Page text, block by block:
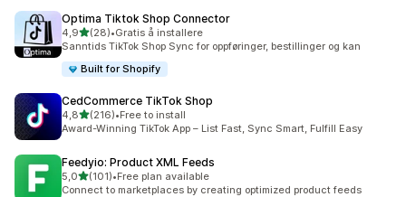
Optima Tiktok Shop Connector
4,9av 5 stjerner
(28)
Totalt 28 omtaler
•Gratis å installere
Sanntids TikTok Shop Sync for oppføringer, bestillinger og kan
Built for Shopify
CedCommerce TikTok Shop
4,8av 5 stjerner
(216)
Totalt 216 omtaler
•Free to install
Award-Winning TikTok App – List Fast, Sync Smart, Fulfill Easy
Feedyio: Product XML Feeds
5,0av 5 stjerner
(101)
Totalt 101 omtaler
•Free plan available
Connect to marketplaces by creating optimized product feeds